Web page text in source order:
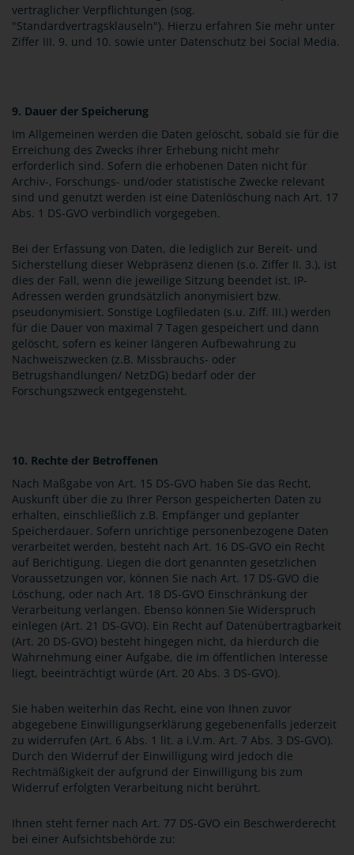
vertraglicher Verpflichtungen (sog.
"Standardvertragsklauseln"). Hierzu erfahren Sie mehr unter
Ziffer III. 9. und 10. sowie unter Datenschutz bei Social Media.
9. Dauer der Speicherung
Im Allgemeinen werden die Daten gelöscht, sobald sie für die
Erreichung des Zwecks ihrer Erhebung nicht mehr
erforderlich sind. Sofern die erhobenen Daten nicht für
Archiv-, Forschungs- und/oder statistische Zwecke relevant
sind und genutzt werden ist eine Datenlöschung nach Art. 17
Abs. 1 DS-GVO verbindlich vorgegeben.
Bei der Erfassung von Daten, die lediglich zur Bereit- und
Sicherstellung dieser Webpräsenz dienen (s.o. Ziffer II. 3.), ist
dies der Fall, wenn die jeweilige Sitzung beendet ist. IP-
Adressen werden grundsätzlich anonymisiert bzw.
pseudonymisiert. Sonstige Logfiledaten (s.u. Ziff. III.) werden
für die Dauer von maximal 7 Tagen gespeichert und dann
gelöscht, sofern es keiner längeren Aufbewahrung zu
Nachweiszwecken (z.B. Missbrauchs- oder
Betrugshandlungen/ NetzDG) bedarf oder der
Forschungszweck entgegensteht.
10. Rechte der Betroffenen
Nach Maßgabe von Art. 15 DS-GVO haben Sie das Recht,
Auskunft über die zu Ihrer Person gespeicherten Daten zu
erhalten, einschließlich z.B. Empfänger und geplanter
Speicherdauer. Sofern unrichtige personenbezogene Daten
verarbeitet werden, besteht nach Art. 16 DS-GVO ein Recht
auf Berichtigung. Liegen die dort genannten gesetzlichen
Voraussetzungen vor, können Sie nach Art. 17 DS-GVO die
Löschung, oder nach Art. 18 DS-GVO Einschränkung der
Verarbeitung verlangen. Ebenso können Sie Widerspruch
einlegen (Art. 21 DS-GVO). Ein Recht auf Datenübertragbarkeit
(Art. 20 DS-GVO) besteht hingegen nicht, da hierdurch die
Wahrnehmung einer Aufgabe, die im öffentlichen Interesse
liegt, beeinträchtigt würde (Art. 20 Abs. 3 DS-GVO).
Sie haben weiterhin das Recht, eine von Ihnen zuvor
abgegebene Einwilligungserklärung gegebenenfalls jederzeit
zu widerrufen (Art. 6 Abs. 1 lit. a i.V.m. Art. 7 Abs. 3 DS-GVO).
Durch den Widerruf der Einwilligung wird jedoch die
Rechtmäßigkeit der aufgrund der Einwilligung bis zum
Widerruf erfolgten Verarbeitung nicht berührt.
Ihnen steht ferner nach Art. 77 DS-GVO ein Beschwerderecht
bei einer Aufsichtsbehörde zu: